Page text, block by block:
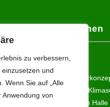
zu verbessern,
und
Wenn Sie auf „Alle
von
Informationen
>
> Hausordnung/
> Belegungsplan Halle